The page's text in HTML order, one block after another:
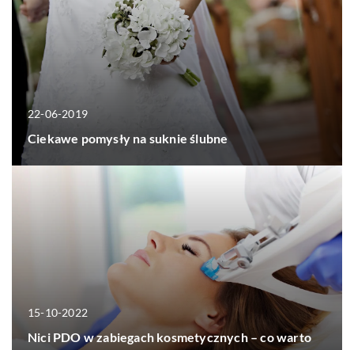
22-06-2019
Ciekawe pomysły na suknie ślubne
15-10-2022
Nici PDO w zabiegach kosmetycznych – co warto